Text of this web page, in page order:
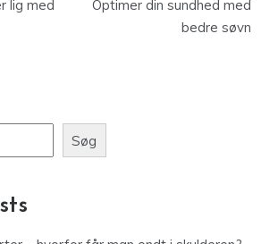
lig med
Optimer din sundhed med
bedre søvn
Søg